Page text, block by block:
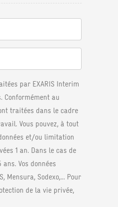
par EXARIS Interim
Conformément au
traitées dans le cadre
Vous pouvez, à tout
et/ou limitation
1 an. Dans le cas de
Vos données
Sodexo,... Pour
de la vie privée,